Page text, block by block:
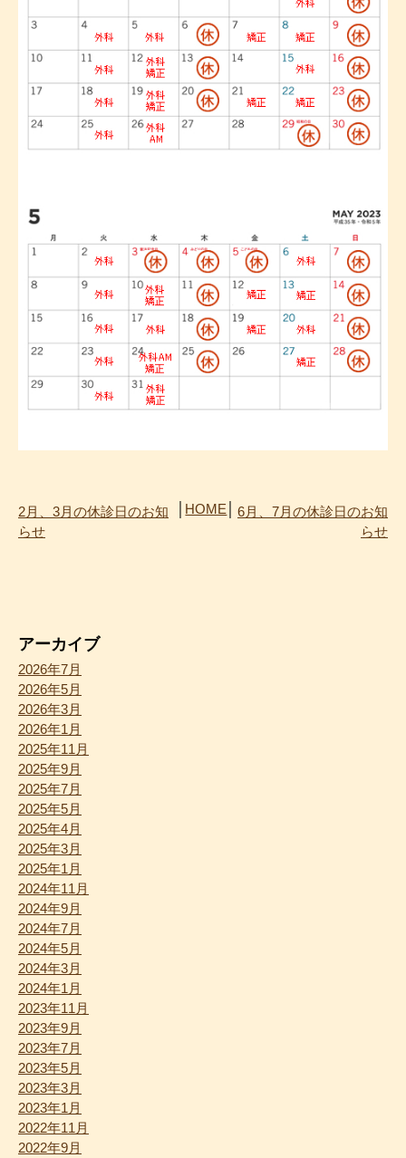
2月、3月の休診日のお知
らせ
HOME
6月、7月の休診日のお知
らせ
アーカイブ
2026年7月
2026年5月
2026年3月
2026年1月
2025年11月
2025年9月
2025年7月
2025年5月
2025年4月
2025年3月
2025年1月
2024年11月
2024年9月
2024年7月
2024年5月
2024年3月
2024年1月
2023年11月
2023年9月
2023年7月
2023年5月
2023年3月
2023年1月
2022年11月
2022年9月